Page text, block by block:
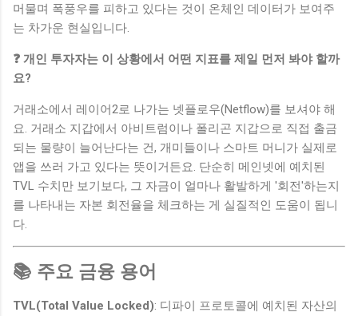
머물며 폭풍우를 피하고 있다는 것이 온체인 데이터가 보여주
는 차가운 현실입니다.
❓ 개인 투자자는 이 상황에서 어떤 지표를 제일 먼저 봐야 할까
요?
거래소에서 레이어2로 나가는 넷플로우(Netflow)를 보셔야 해
요. 거래소 지갑에서 아비트럼이나 폴리곤 지갑으로 직접 출금
되는 물량이 늘어난다는 건, 개미들이나 스마트 머니가 실제로
앱을 쓰러 가고 있다는 뜻이거든요. 단순히 메인넷에 예치된
TVL 수치만 보기보다, 그 자금이 얼마나 활발하게 '회전'하는지
를 나타내는 자본 회전율을 체크하는 게 실질적인 도움이 됩니
다.
📚 주요 금융 용어
TVL(Total Value Locked): 디파이 프로토콜에 예치된 자산의